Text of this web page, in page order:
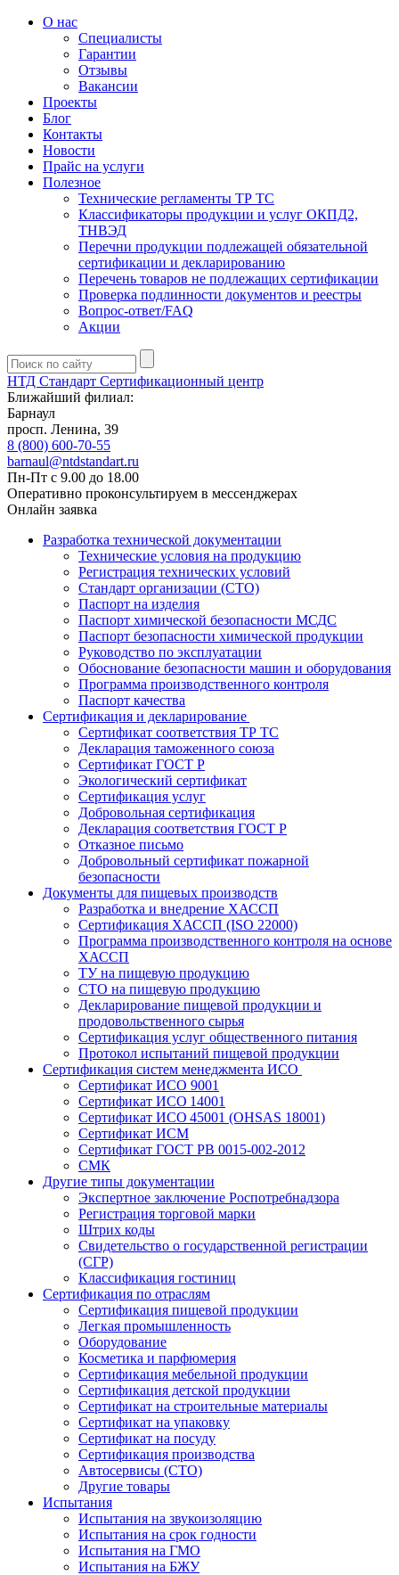
О нас
Специалисты
Гарантии
Отзывы
Вакансии
Проекты
Блог
Контакты
Новости
Прайс на услуги
Полезное
Технические регламенты ТР ТС
Классификаторы продукции и услуг ОКПД2,
ТНВЭД
Перечни продукции подлежащей обязательной
сертификации и декларированию
Перечень товаров не подлежащих сертификации
Проверка подлинности документов и реестры
Вопрос-ответ/FAQ
Акции
НТД Стандарт Сертификационный центр
Ближайший филиал:
Барнаул
просп. Ленина, 39
8 (800) 600-70-55
barnaul@ntdstandart.ru
Пн-Пт с 9.00 до 18.00
Оперативно проконсультируем в мессенджерах
Онлайн заявка
Разработка технической документации
Технические условия на продукцию
Регистрация технических условий
Стандарт организации (СТО)
Паспорт на изделия
Паспорт химической безопасности МСДС
Паспорт безопасности химической продукции
Руководство по эксплуатации
Обоснование безопасности машин и оборудования
Программа производственного контроля
Паспорт качества
Сертификация и декларирование
Сертификат соответствия ТР ТС
Декларация таможенного союза
Сертификат ГОСТ Р
Экологический сертификат
Сертификация услуг
Добровольная сертификация
Декларация соответствия ГОСТ Р
Отказное письмо
Добровольный сертификат пожарной
безопасности
Документы для пищевых производств
Разработка и внедрение ХАССП
Сертификация ХАССП (ISO 22000)
Программа производственного контроля на основе
ХАССП
ТУ на пищевую продукцию
СТО на пищевую продукцию
Декларирование пищевой продукции и
продовольственного сырья
Сертификация услуг общественного питания
Протокол испытаний пищевой продукции
Сертификация систем менеджмента ИСО
Сертификат ИСО 9001
Сертификат ИСО 14001
Сертификат ИСО 45001 (OHSAS 18001)
Сертификат ИСМ
Сертификат ГОСТ РВ 0015-002-2012
СМК
Другие типы документации
Экспертное заключение Роспотребнадзора
Регистрация торговой марки
Штрих коды
Свидетельство о государственной регистрации
(СГР)
Классификация гостиниц
Сертификация по отраслям
Сертификация пищевой продукции
Легкая промышленность
Оборудование
Косметика и парфюмерия
Сертификация мебельной продукции
Сертификация детской продукции
Сертификат на строительные материалы
Сертификат на упаковку
Сертификат на посуду
Сертификация производства
Автосервисы (СТО)
Другие товары
Испытания
Испытания на звукоизоляцию
Испытания на срок годности
Испытания на ГМО
Испытания на БЖУ